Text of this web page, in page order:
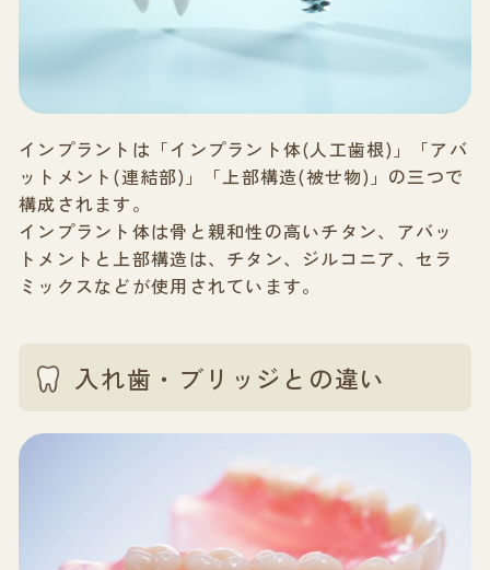
インプラントは「インプラント体(人工歯根)」「アバ
ットメント(連結部)」「上部構造(被せ物)」の三つで
構成されます。
インプラント体は骨と親和性の高いチタン、アバッ
トメントと上部構造は、チタン、ジルコニア、セラ
ミックスなどが使用されています。
入れ歯・ブリッジとの違い